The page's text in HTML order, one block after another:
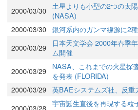
2000/03/30 土星よりも小型の2つの太
(NASA)
2000/03/30 銀河系内のガンマ線源に2
2000/03/29
日本天文学会 2000年春季
ム開催
2000/03/29
NASA、これまでの火星探
を発表 (FLORIDA)
2000/03/29 英BAEシステムズ社、反
宇宙誕生直後を再現する粒